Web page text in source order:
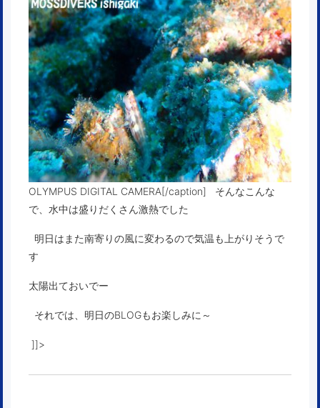
OLYMPUS DIGITAL CAMERA[/caption] そんなこんな
で、水中は盛りだくさん激熱でした
明日はまた南寄りの風に変わるので気温も上がりそうで
す
太陽出ておいでー
それでは、明日のBLOGもお楽しみに～
]]>